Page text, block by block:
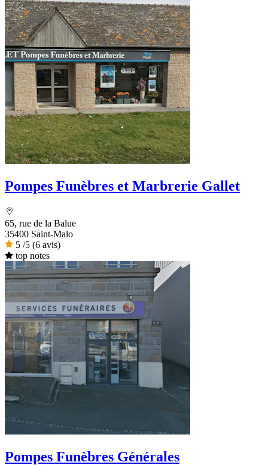
Pompes Funèbres et Marbrerie Gallet
65, rue de la Balue
35400 Saint-Malo
5 /5 (6 avis)
top notes
Pompes Funèbres Générales